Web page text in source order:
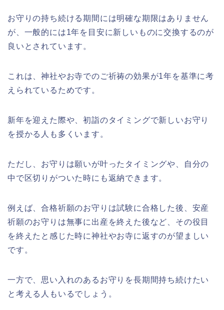
お守りの持ち続ける期間には明確な期限はありません
が、一般的には1年を目安に新しいものに交換するのが
良いとされています。
これは、神社やお寺でのご祈祷の効果が1年を基準に考
えられているためです。
新年を迎えた際や、初詣のタイミングで新しいお守り
を授かる人も多くいます。
ただし、お守りは願いが叶ったタイミングや、自分の
中で区切りがついた時にも返納できます。
例えば、合格祈願のお守りは試験に合格した後、安産
祈願のお守りは無事に出産を終えた後など、その役目
を終えたと感じた時に神社やお寺に返すのが望ましい
です。
一方で、思い入れのあるお守りを長期間持ち続けたい
と考える人もいるでしょう。